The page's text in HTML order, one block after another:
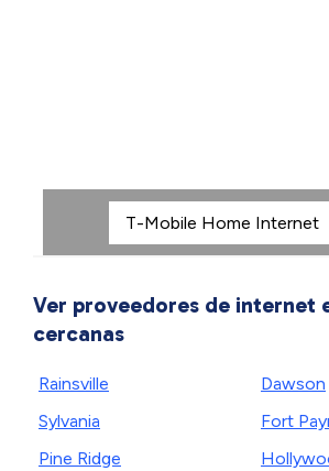
Ver proveedores de internet
cercanas
Rainsville
Sylvania
Pine Ridge
Dawson
Fort